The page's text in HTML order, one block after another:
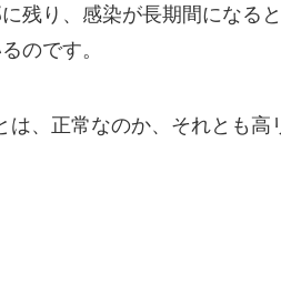
残り、感染が長期間になる
のです。
、正常なのか、それとも高